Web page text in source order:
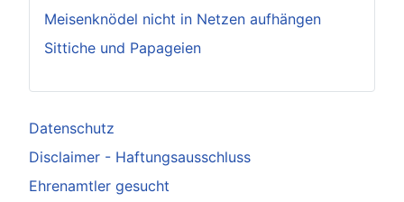
Meisenknödel nicht in Netzen aufhängen
Sittiche und Papageien
Datenschutz
Disclaimer - Haftungsausschluss
Ehrenamtler gesucht